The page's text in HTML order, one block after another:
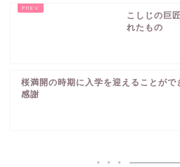
こしじの巨
れたもの
桜満開の時期に入学を迎えることがで
感謝